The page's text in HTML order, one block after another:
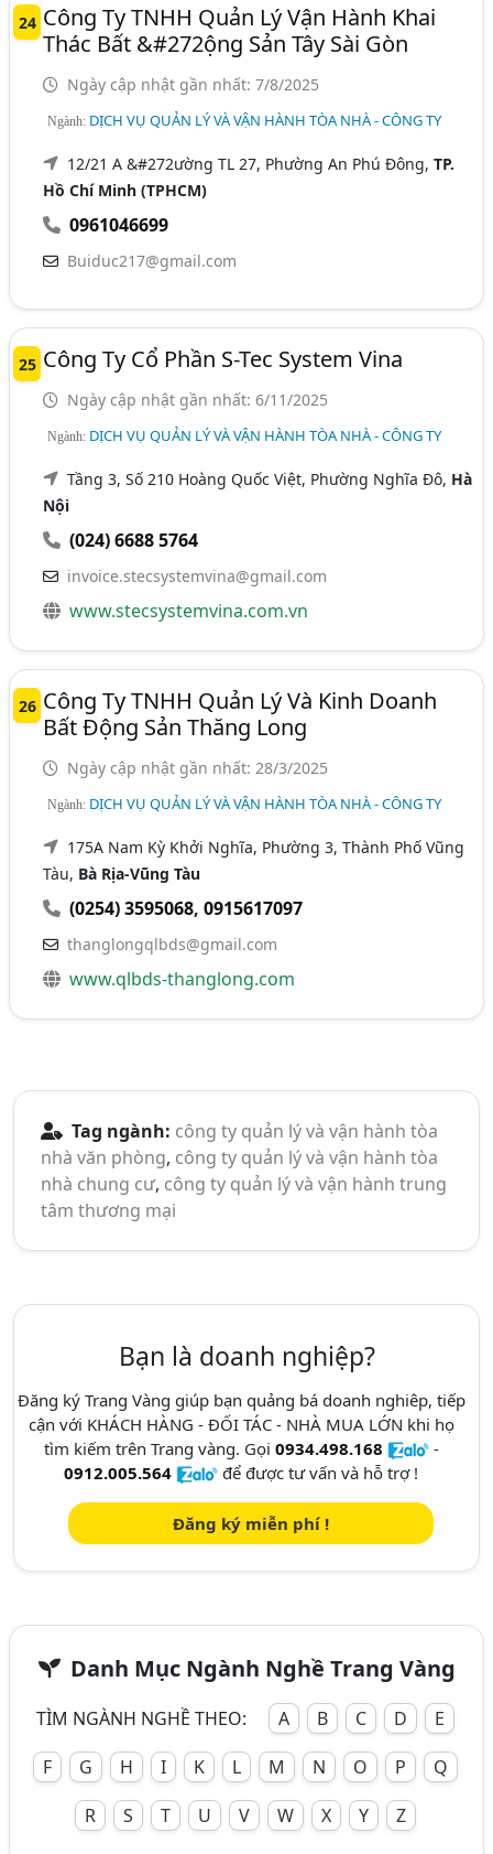
24 Công Ty TNHH Quản Lý Vận Hành Khai
Thác Bất &#272ộng Sản Tây Sài Gòn
Ngày cập nhật gần nhất: 7/8/2025
Ngành: DỊCH VỤ QUẢN LÝ VÀ VẬN HÀNH TÒA NHÀ - CÔNG TY
12/21 A &#272ường TL 27, Phường An Phú Đông,TP.
Hồ Chí Minh (TPHCM)
0961046699
Buiduc217@gmail.com
25 Công Ty Cổ Phần S-Tec System Vina
Ngày cập nhật gần nhất: 6/11/2025
Ngành: DỊCH VỤ QUẢN LÝ VÀ VẬN HÀNH TÒA NHÀ - CÔNG TY
Tầng 3, Số 210 Hoàng Quốc Việt, Phường Nghĩa Đô, Hà
Nội
(024) 6688 5764
invoice.stecsystemvina@gmail.com
www.stecsystemvina.com.vn
26 Công Ty TNHH Quản Lý Và Kinh Doanh
Bất Động Sản Thăng Long
Ngày cập nhật gần nhất: 28/3/2025
Ngành: DỊCH VỤ QUẢN LÝ VÀ VẬN HÀNH TÒA NHÀ - CÔNG TY
175A Nam Kỳ Khởi Nghĩa, Phường 3, Thành Phố Vũng
Tàu, Bà Rịa-Vũng Tàu
(0254) 3595068,0915617097
thanglongqlbds@gmail.com
www.qlbds-thanglong.com
Tag ngành: công ty quản lý và vận hành tòa
nhà văn phòng, công ty quản lý và vận hành tòa
nhà chung cư, công ty quản lý và vận hành trung
tâm thương mại
Bạn là doanh nghiệp?
Đăng ký Trang Vàng giúp bạn quảng bá doanh nghiêp, tiếp
cận với KHÁCH HÀNG - ĐỐI TÁC - NHÀ MUA LỚN khi họ
tìm kiếm trên Trang vàng. Gọi 0934.498.168
-
0912.005.564
để được tư vấn và hỗ trợ !
Đăng ký miễn phí !
Danh Mục Ngành Nghề Trang Vàng
TÌM NGÀNH NGHỀ THEO: A B C D
E
F
G H I K L M N O P
Q
R
S T U V W X Y Z